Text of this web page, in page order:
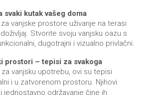
svaki kutak vašeg doma
vanjske prostore uživanje na terasi
Stvorite svoju vanjsku oazu s
dugotrajni i vizualno privlačni.
prostori – tepisi za svakoga
za vanjsku upotrebu, ovi su tepisi
i u zatvorenom prostoru. Njihovi
jednostavno održavanje čine ih